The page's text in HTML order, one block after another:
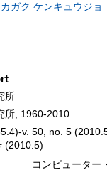
ガク ケンキュウジョ
所
所, 1960-2010
v. 50, no. 5
(2010.5)
コンピューター